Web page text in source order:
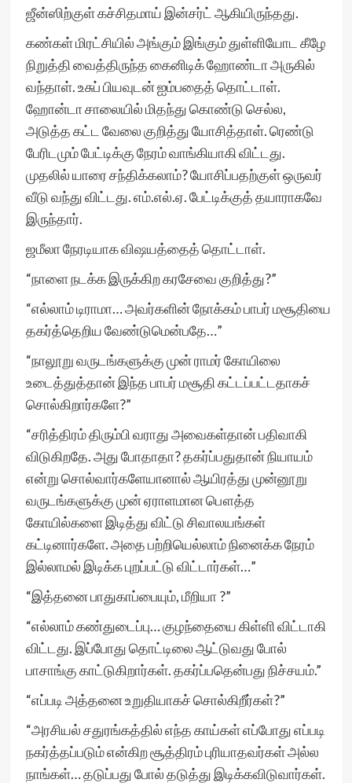
ஜீன்ஸிற்குள் கச்சிதமாய் இன்சர்ட் ஆகியிருந்தது.
கண்கள் மிரட்சியில் அங்கும் இங்கும் துள்ளியோட கீழே
நிறுத்தி வைத்திருந்த கைனிடிக் ஹோண்டா அருகில்
வந்தாள். உசுப் பியவுடன் ஐம்பதைத் தொட்டாள்.
ஹோன்டா சாலையில் மிதந்து கொண்டு செல்ல,
அடுத்த கட்ட வேலை குறித்து யோசித்தாள். ரெண்டு
பேரிடமும் பேட்டிக்கு நேரம் வாங்கியாகி விட்டது.
முதலில் யாரை சந்திக்கலாம்? யோசிப்பதற்குள் ஒருவர்
வீடு வந்து விட்டது. எம்.எல்.ஏ. பேட்டிக்குத் தயாராகவே
இருந்தார்.
ஜமீலா நேரடியாக விஷயத்தைத் தொட்டாள்.
“நாளை நடக்க இருக்கிற கரசேவை குறித்து?”
“எல்லாம் டிராமா… அவர்களின் நோக்கம் பாபர் மசூதியை
தகர்த்தெறிய வேண்டுமென்பதே…”
“நாலூறு வருடங்களுக்கு முன் ராமர் கோயிலை
உடைத்துத்தான் இந்த பாபர் மசூதி கட்டப்பட்டதாகச்
சொல்கிறார்களே?”
“சரித்திரம் திரும்பி வராது அவைகள்தான் பதிவாகி
விடுகிறதே. அது போதாதா? தகர்ப்பதுதான் நியாயம்
என்று சொல்வார்களேயானால் ஆயிரத்து முன்னூறு
வருடங்களுக்கு முன் ஏராளமான பௌத்த
கோயில்களை இடித்து விட்டு சிவாலயங்கள்
கட்டினார்களே. அதை பற்றியெல்லாம் நினைக்க நேரம்
இல்லாமல் இடிக்க புறப்பட்டு விட்டார்கள்…”
“இத்தனை பாதுகாப்பையும், மீறியா ?”
“எல்லாம் கண்துடைப்பு… குழந்தையை கிள்ளி விட்டாகி
விட்டது. இப்போது தொட்டிலை ஆட்டுவது போல்
பாசாங்கு காட்டுகிறார்கள். தகர்ப்பதென்பது நிச்சயம்.”
“எப்படி அத்தனை உறுதியாகச் சொல்கிறீர்கள்?”
“அரசியல் சதுரங்கத்தில் எந்த காய்கள் எப்போது எப்படி
நகர்த்தப்படும் என்கிற சூத்திரம் புரியாதவர்கள் அல்ல
நாங்கள்… தடுப்பது போல் தடுத்து இடிக்கவிடுவார்கள்.